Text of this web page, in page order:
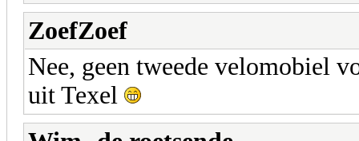
ZoefZoef
Nee, geen tweede velomobiel
uit Texel